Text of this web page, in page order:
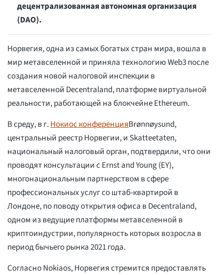
децентрализованная автономная организация
(DAO).
Норвегия, одна из самых богатых стран мира, вошла в
мир метавселенной и приняла технологию Web3 после
создания новой налоговой инспекции в
метавселенной Decentraland, платформе виртуальной
реальности, работающей на блокчейне Ethereum.
В среду, в г.Нокиос конференцияBrønnøysund,
центральный реестр Норвегии, и Skatteetaten,
национальный налоговый орган, подтвердили, что они
проводят консультации с Ernst and Young (EY),
многонациональным партнерством в сфере
профессиональных услуг со штаб-квартирой в
Лондоне, по поводу открытия офиса в Decentraland,
одном из ведущие платформы метавселенной в
криптоиндустрии, популярность которых возросла в
период бычьего рынка 2021 года.
Согласно Nokiaos, Норвегия стремится предоставлять